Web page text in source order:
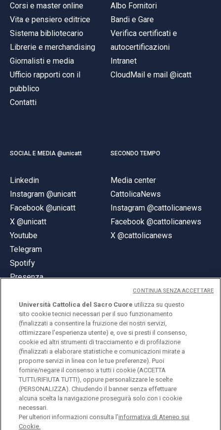
Corsi e master online
Vita e pensiero editrice
Sistema bibliotecario
Librerie e merchandising
Giornalisti e media
Ufficio rapporti con il
pubblico
Contatti
Albo Fornitori
Bandi e Gare
Verifica certificati e
autocertificazioni
Intranet
CloudMail e mail @icatt
SOCIAL E MEDIA @unicatt
Linkedin
Instagram @unicatt
Facebook @unicatt
X @unicatt
Youtube
Telegram
Spotify
Presenza
SECONDO TEMPO
Media center
CattolicaNews
Instagram @cattolicanews
Facebook @cattolicanews
X @cattolicanews
© Università Cattolica del Sacro Cuore
Largo A. Gemelli 1, 20123 Milano
PI 02133120150
ENGLISH
Università Cattolica del Sacro Cuore utilizza su questo
sito cookie tecnici necessari per il suo funzionamento
(finalizzati a consentire la fruizione dei nostri servizi,
ottimizzare l'esperienza utente) e, ove si presti il consenso,
cookie ed altri strumenti di tracciamento e di profilazione
(finalizzati a elaborare statistiche e comunicazioni mirate a
proporre servizi in linea con le tue preferenze). Puoi
fornire/negare il consenso a tutti i cookie (ACCETTA
TUTTI/RIFIUTA TUTTI), oppure personalizzare le scelte
(PERSONALIZZA). Chiudendo il banner senza effettuare
alcuna scelta la navigazione proseguirà solo con i cookie
necessari.
Per ulteriori informazioni consulta l'informativa di Ateneo sui
Cookie.
CONTINUA SENZA ACCETTARE